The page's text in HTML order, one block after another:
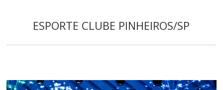
ESPORTE CLUBE PINHEIROS/SP